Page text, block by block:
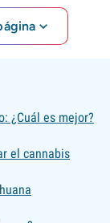
¿Cuál es mejor?
el cannabis